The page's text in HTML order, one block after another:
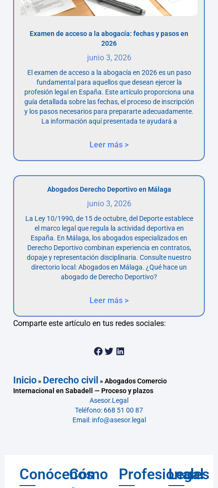
Examen de acceso a la abogacía: fechas y pasos en
2026
junio 3, 2026
El examen de acceso a la abogacía en 2026 es un paso
fundamental para aquellos que desean ejercer la
profesión legal en España. Este artículo proporciona una
guía detallada sobre las fechas, el proceso de inscripción
y los pasos necesarios para prepararte adecuadamente.
La información aquí presentada te ayudará a
Leer más >
Abogados Derecho Deportivo en Málaga
junio 3, 2026
La Ley 10/1990, de 15 de octubre, del Deporte establece
el marco legal que regula la actividad deportiva en
España. En Málaga, los abogados especializados en
Derecho Deportivo combinan experiencia en contratos,
dopaje y representación disciplinaria. Consulte nuestro
directorio local: Abogados en Málaga. ¿Qué hace un
abogado de Derecho Deportivo?
Leer más >
Comparte este artículo en tus redes sociales:
Inicio» Derecho civil »Abogados Comercio
Internacional en Sabadell — Proceso y plazos
Asesor.Legal
Teléfono: 668 51 00 87
Email: info@asesor.legal
Conócenos
Cómo
Profesionales
Legal